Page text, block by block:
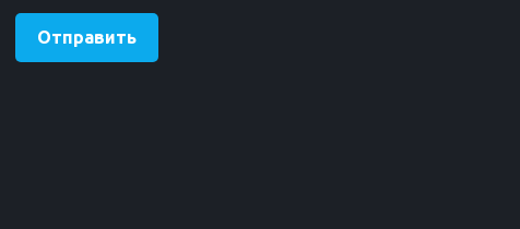
Отправить